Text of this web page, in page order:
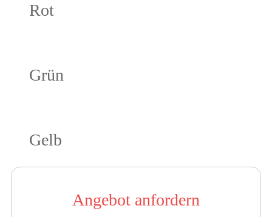
Rot
Grün
Gelb
Angebot anfordern